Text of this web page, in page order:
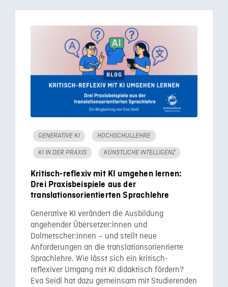
GENERATIVE KI HOCHSCHULLEHRE
KI IN DER PRAXIS KÜNSTLICHE INTELLIGENZ
Kritisch-reflexiv mit KI umgehen lernen:
Drei Praxisbeispiele aus der
translationsorientierten Sprachlehre
Generative KI verändert die Ausbildung
angehender Übersetzer:innen und
Dolmetscher:innen – und stellt neue
Anforderungen an die translationsorientierte
Sprachlehre. Wie lässt sich ein kritisch-
reflexiver Umgang mit KI didaktisch fördern?
Eva Seidl hat dazu gemeinsam mit Studierenden